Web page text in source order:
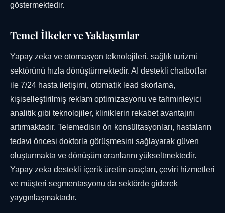
göstermektedir.
Temel İlkeler ve Yaklaşımlar
Yapay zeka ve otomasyon teknolojileri, sağlık turizmi
sektörünü hızla dönüştürmektedir. AI destekli chatbot'lar
ile 7/24 hasta iletişimi, otomatik lead skorlama,
kişiselleştirilmiş reklam optimizasyonu ve tahminleyici
analitik gibi teknolojiler, kliniklerin rekabet avantajını
artırmaktadır. Telemedisin ön konsültasyonları, hastaların
tedavi öncesi doktorla görüşmesini sağlayarak güven
oluşturmakta ve dönüşüm oranlarını yükseltmektedir.
Yapay zeka destekli içerik üretim araçları, çeviri hizmetleri
ve müşteri segmentasyonu da sektörde giderek
yaygınlaşmaktadır.